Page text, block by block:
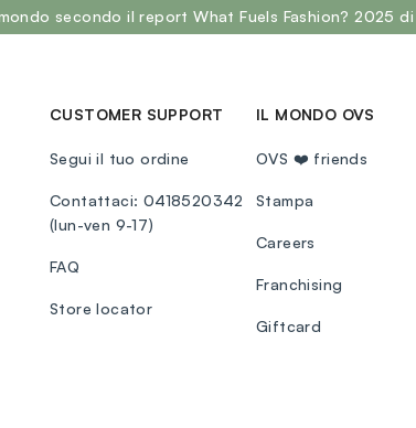
secondo il report What Fuels Fashion? 2025 di
CUSTOMER SUPPORT
Segui il tuo ordine
Contattaci: 0418520342
(lun-ven 9-17)
FAQ
Store locator
IL MONDO OVS
OVS ❤️ friends
Stampa
Careers
Franchising
Giftcard